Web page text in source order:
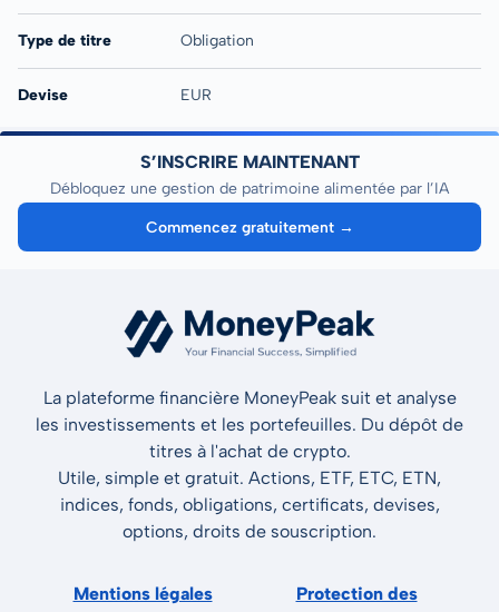
Type de titre Obligation
Devise EUR
S’INSCRIRE MAINTENANT
Débloquez une gestion de patrimoine alimentée par l’IA
Commencez gratuitement →
La plateforme financière MoneyPeak suit et analyse
les investissements et les portefeuilles. Du dépôt de
titres à l'achat de crypto.
Utile, simple et gratuit. Actions, ETF, ETC, ETN,
indices, fonds, obligations, certificats, devises,
options, droits de souscription.
Mentions légales
Protection des